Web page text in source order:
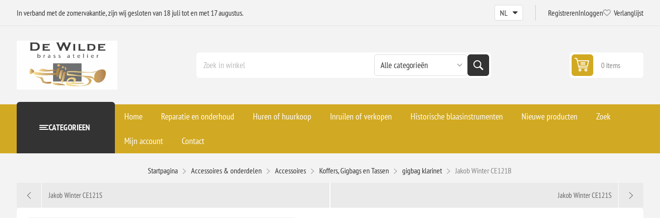
In verband met de zomervakantie, zijn wij gesloten van 18 juli tot en met 17 augustus. RegistrerenInloggen Verlanglijst
0 items
CATEGORIEEN
Home Reparatie en onderhoud Huren of huurkoop Inruilen of verkopen Historische blaasinstrumenten Nieuwe producten Zoek
Mijn account Contact
Startpagina Accessoires & onderdelen Accessoires Koffers, Gigbags en Tassen gigbag klarinet Jakob Winter CE121B
Jakob Winter CE121S Jakob Winter CE121S